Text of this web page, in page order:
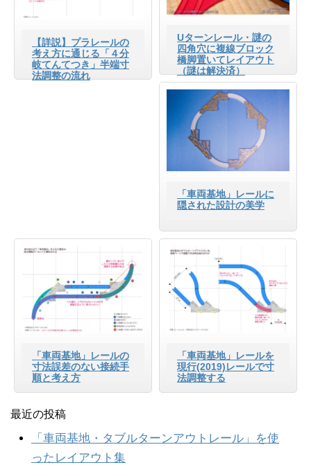
【詳説】プラレールの
考え方に通じる「４分
岐てんてつき」半端寸
法調整の流れ
Uターンレール・謎の
四角穴に複線ブロック
橋脚置いてレイアウト
（謎は解決済）
「車両基地」レールに
隠された設計の美学
「車両基地」レールの
寸法誤差のない接続手
順と考え方
「車両基地」レールを
現行(2019)レールで寸
法調整する
最近の投稿
「車両基地・タブルターンアウトレール」を使
ったレイアウト集